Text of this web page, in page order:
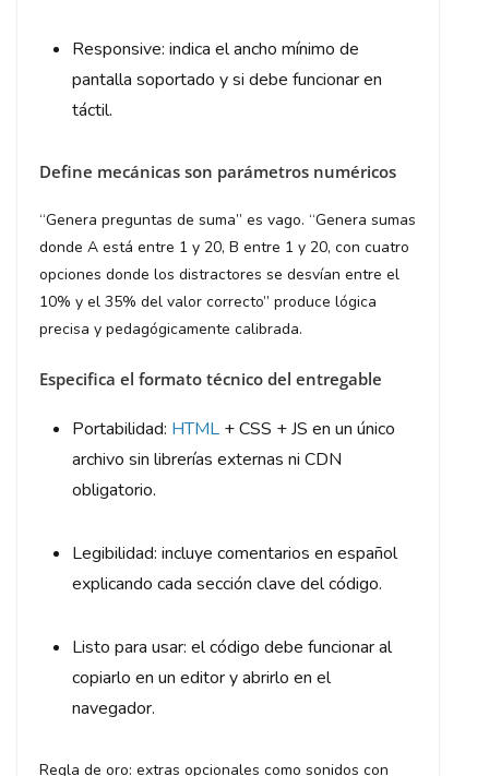
Responsive: indica el ancho mínimo de
pantalla soportado y si debe funcionar en
táctil.
Define mecánicas son parámetros numéricos
“Genera preguntas de suma” es vago. “Genera sumas
donde A está entre 1 y 20, B entre 1 y 20, con cuatro
opciones donde los distractores se desvían entre el
10% y el 35% del valor correcto” produce lógica
precisa y pedagógicamente calibrada.
Especifica el formato técnico del entregable
Portabilidad: HTML + CSS + JS en un único
archivo sin librerías externas ni CDN
obligatorio.
Legibilidad: incluye comentarios en español
explicando cada sección clave del código.
Listo para usar: el código debe funcionar al
copiarlo en un editor y abrirlo en el
navegador.
Regla de oro: extras opcionales como sonidos con